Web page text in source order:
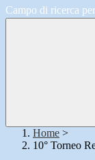
Campo di ricerca
Home >
10° Torneo